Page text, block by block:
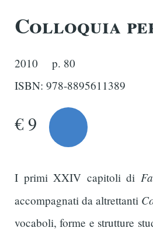
Colloquia
2010
p. 80
ISBN: 978-8895611389
€ 9
I primi XXIV capitoli di
accompagnati da altrettanti
vocaboli, forme e strutture